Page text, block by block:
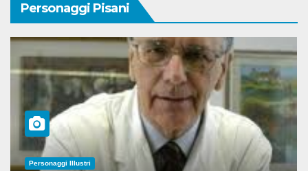
Personaggi Pisani
Personaggi Illustri